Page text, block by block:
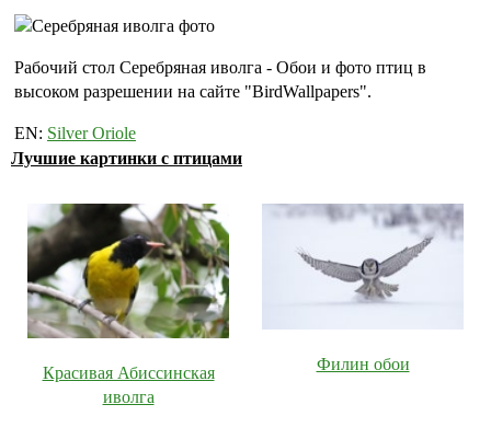
Рабочий стол Серебряная иволга - Обои и фото птиц в
высоком разрешении на сайте "BirdWallpapers".
EN: Silver Oriole
Лучшие картинки с птицами
Красивая Абиссинская
иволга
Филин обои